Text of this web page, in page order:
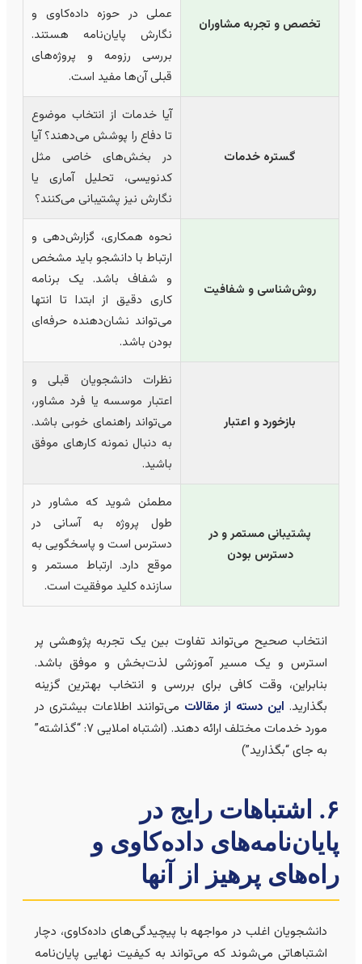
تخصص و تجربه مشاوران
عملی در حوزه داده‌کاوی و
نگارش پایان‌نامه هستند.
بررسی رزومه و پروژه‌های
قبلی آن‌ها مفید است.
گستره خدمات
آیا خدمات از انتخاب موضوع
تا دفاع را پوشش می‌دهند؟ آیا
در بخش‌های خاصی مثل
کدنویسی، تحلیل آماری یا
نگارش نیز پشتیبانی می‌کنند؟
روش‌شناسی و شفافیت
نحوه همکاری، گزارش‌دهی و
ارتباط با دانشجو باید مشخص
و شفاف باشد. یک برنامه
کاری دقیق از ابتدا تا انتها
می‌تواند نشان‌دهنده حرفه‌ای
بودن باشد.
بازخورد و اعتبار
نظرات دانشجویان قبلی و
اعتبار موسسه یا فرد مشاور،
می‌تواند راهنمای خوبی باشد.
به دنبال نمونه کارهای موفق
باشید.
پشتیبانی مستمر و در
دسترس بودن
مطمئن شوید که مشاور در
طول پروژه به آسانی در
دسترس است و پاسخگویی به
موقع دارد. ارتباط مستمر و
سازنده کلید موفقیت است.
انتخاب صحیح می‌تواند تفاوت بین یک تجربه پژوهشی پر
استرس و یک مسیر آموزشی لذت‌بخش و موفق باشد.
بنابراین، وقت کافی برای بررسی و انتخاب بهترین گزینه
بگذارید.این دسته از مقالاتمی‌توانند اطلاعات بیشتری در
مورد خدمات مختلف ارائه دهند. (اشتباه املایی ۷: “گذاشته”
به جای “بگذارید”)
۶. اشتباهات رایج در
داده‌کاوی و
پرهیز از آنها
دانشجویان اغلب در مواجهه با پیچیدگی‌های داده‌کاوی، دچار
اشتباهاتی می‌شوند که می‌تواند به کیفیت نهایی پایان‌نامه